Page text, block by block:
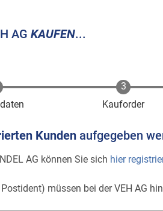
AG KAUFEN...
Kauforder
Kunden aufgegeben
AG können Sie sich hier
müssen bei der VEH AG